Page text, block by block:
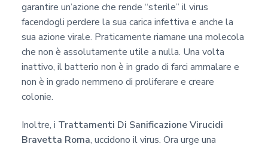
garantire un’azione che rende “sterile” il virus
facendogli perdere la sua carica infettiva e anche la
sua azione virale. Praticamente riamane una molecola
che non è assolutamente utile a nulla. Una volta
inattivo, il batterio non è in grado di farci ammalare e
non è in grado nemmeno di proliferare e creare
colonie.
Inoltre, i Trattamenti Di Sanificazione Virucidi
Bravetta Roma, uccidono il virus. Ora urge una